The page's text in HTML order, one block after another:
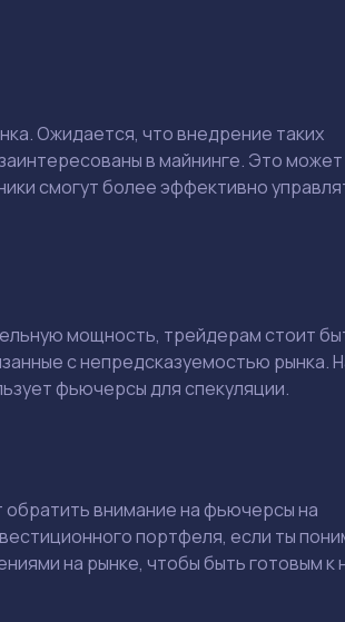
Ожидается, что внедрение таких
в майнинге. Это может
смогут более эффективно
мощность, трейдерам стоит
с непредсказуемостью рынка.
фьючерсы для спекуляции.
внимание на фьючерсы на
портфеля, если ты
на рынке, чтобы быть готовым к
Смотреть
Смотреть